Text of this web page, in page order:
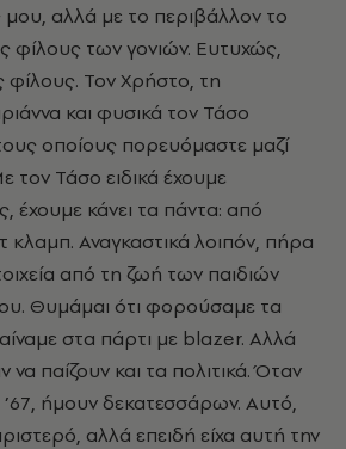
μου, αλλά με το περιβάλλον το
φίλους των γονιών. Ευτυχώς,
φίλους. Τον Χρήστο, τη
και φυσικά τον Τάσο
οποίους πορευόμαστε μαζί
τον Τάσο ειδικά έχουμε
έχουμε κάνει τα πάντα: από
κλαμπ. Αναγκαστικά λοιπόν, πήρα
από τη ζωή των παιδιών
Θυμάμαι ότι φορούσαμε τα
στα πάρτι με blazer. Αλλά
παίζουν και τα πολιτικά. Όταν
ήμουν δεκατεσσάρων. Αυτό,
αλλά επειδή είχα αυτή την